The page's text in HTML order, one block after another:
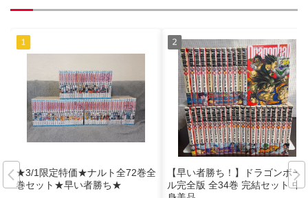
★3/1限定特価★ナルト全72巻全
巻セット★早い者勝ち★
【早い者勝ち！】ドラゴンボー
ル完全版 全34巻 完結セット 中